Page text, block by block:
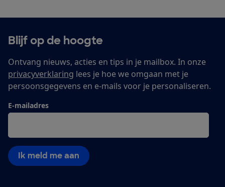
Blijf op de hoogte
Ontvang nieuws, acties en tips in je mailbox. In onze
privacyverklaring lees je hoe we omgaan met je
persoonsgegevens en e-mails voor je personaliseren.
E-mailadres
Ik meld me aan